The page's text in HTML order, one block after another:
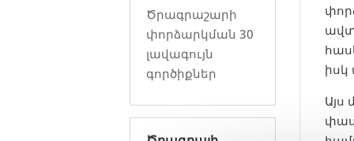
Այս
Ծրագրաշարի
փորձարկման 30
լավագույն
գործիքներ